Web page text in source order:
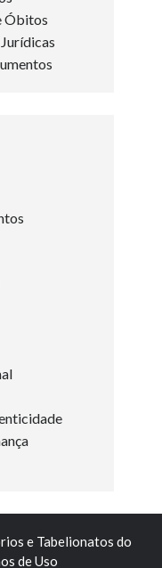
Óbitos
e Tabelionatos do
de Uso